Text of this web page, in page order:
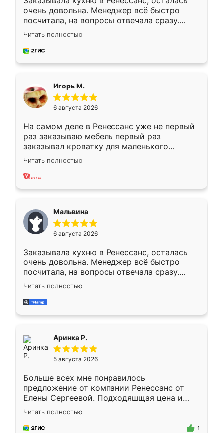
очень довольна. Менеджер всё быстро
посчитала, на вопросы отвечала сразу.
Замерщик приехал в субботу, подошёл к
делу со всей ответственностью. Собрали
за день, ребята работали аккуратно, даже
Читать полностью
Игорь М.
6 августа 2026
На самом деле в Ренессанс уже не первый
раз заказываю мебель первый раз
заказывал кроватку для маленького
ребёнка при его рождении ,во второй раз
заказал шкаф-купе. По качеству очень
хорошее сборка достаточно быстрая,
меньше, здесь же он более разнообразный.
Мне нравится ,если что-то потребуется из
мебели буду заказывать только здесь.
Читать полностью
Мальвина
6 августа 2026
Заказывала кухню в Ренессанс, осталась
очень довольна. Менеджер всё быстро
посчитала, на вопросы отвечала сразу.
Замерщик приехал в субботу, подошёл к
делу со всей ответственностью. Собрали
за день, ребята работали аккуратно, даже
Читать полностью
Аринка Р.
5 августа 2026
Больше всех мне понравилось
предложение от компании Ренессанс от
Елены Сергеевой. Подходяшщая цена и
короткие сроки изготовления. Приехавший
для замера сотрудник Владислав
предложил по моему эскизу самый
Читать полностью
1